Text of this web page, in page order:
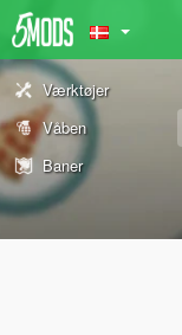
Værktøjer
Våben
Baner